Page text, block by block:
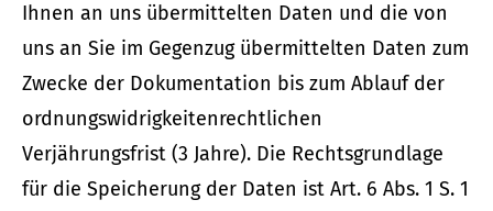
Ihnen an uns übermittelten Daten und die von
uns an Sie im Gegenzug übermittelten Daten zum
Zwecke der Dokumentation bis zum Ablauf der
ordnungswidrigkeitenrechtlichen
Verjährungsfrist (3 Jahre). Die Rechtsgrundlage
für die Speicherung der Daten ist Art. 6 Abs. 1 S. 1